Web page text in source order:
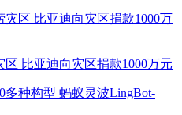
比亚迪向灾区捐款1000万元